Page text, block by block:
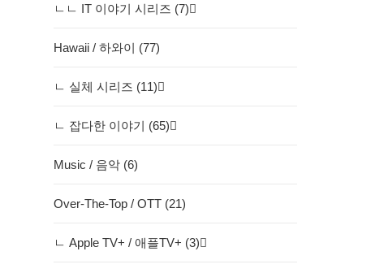
ㄴㄴ IT 이야기 시리즈 (7)
Hawaii / 하와이 (77)
ㄴ 실체 시리즈 (11)
ㄴ 잡다한 이야기 (65)
Music / 음악 (6)
Over-The-Top / OTT (21)
ㄴ Apple TV+ / 애플TV+ (3)